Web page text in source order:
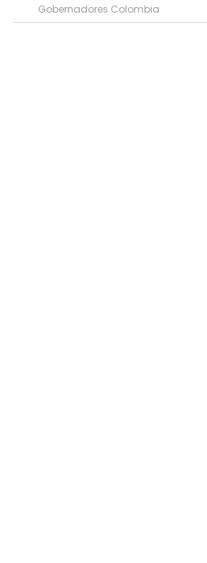
Gobernadores Colombia